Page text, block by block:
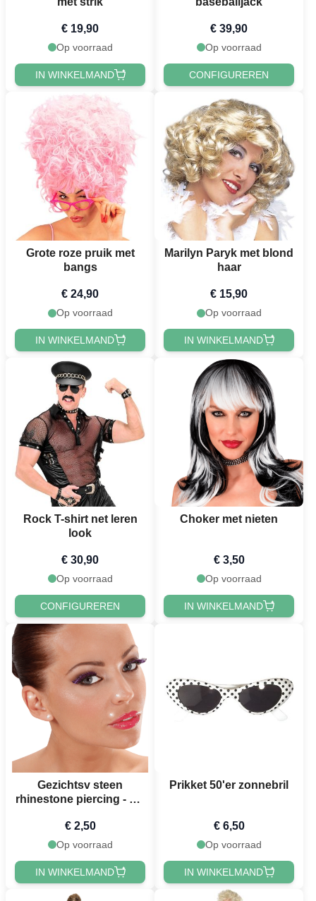
€ 19,90
Op voorraad
IN WINKELMAND
€ 39,90
Op voorraad
CONFIGUREREN
Grote roze pruik met
bangs
€ 24,90
Op voorraad
IN WINKELMAND
Marilyn Paryk met blond
haar
€ 15,90
Op voorraad
IN WINKELMAND
Rock T-shirt net leren
look
€ 30,90
Op voorraad
CONFIGUREREN
Choker met nieten
€ 3,50
Op voorraad
IN WINKELMAND
Gezichtsv steen
rhinestone piercing - set
€ 2,50
Op voorraad
IN WINKELMAND
Prikket 50'er zonnebril
€ 6,50
Op voorraad
IN WINKELMAND